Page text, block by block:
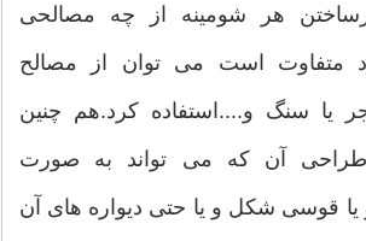
درساختن هر شومینه از چه مصالحی
متفاوت است می توان از مصالح
یا سنگ و....استفاده کرد.هم چنین
آن که می تواند به صورت
قوسی شکل و یا حتی دیواره های آن